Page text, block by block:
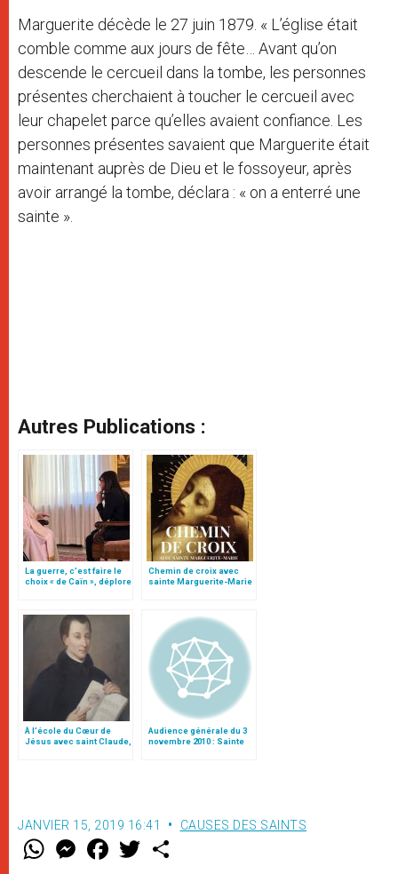
Marguerite décède le 27 juin 1879. « L’église était
comble comme aux jours de fête… Avant qu’on
descende le cercueil dans la tombe, les personnes
présentes cherchaient à toucher le cercueil avec
leur chapelet parce qu’elles avaient confiance. Les
personnes présentes savaient que Marguerite était
maintenant auprès de Dieu et le fossoyeur, après
avoir arrangé la tombe, déclara : « on a enterré une
sainte ».
Autres Publications :
La guerre, c’est faire le
choix « de Caïn », déplore
Chemin de croix avec
sainte Marguerite-Marie
À l’école du Cœur de
Jésus avec saint Claude,
Audience générale du 3
novembre 2010 : Sainte
JANVIER 15, 2019 16:41 CAUSES DES SAINTS
W M
e
F
a w